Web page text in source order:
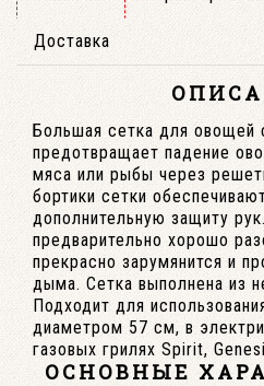
Доставка
Большая сетка для овощей
предотвращает падение
мяса или рыбы через
бортики сетки
дополнительную защиту
предварительно хорошо
прекрасно зарумянится и
дыма. Сетка выполнена из
Подходит для
диаметром 57 см, в
газовых грилях Spirit,
ОСНОВНЫЕ